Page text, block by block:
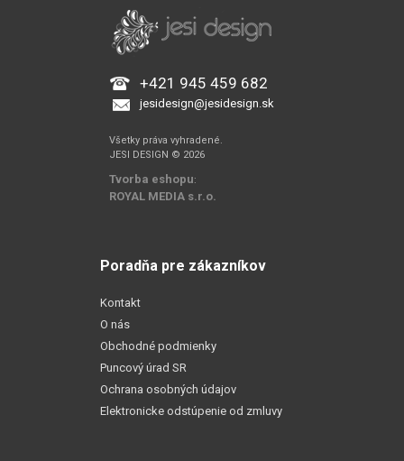
+421 945 459 682
jesidesign@jesidesign.sk
Všetky práva vyhradené.
JESI DESIGN © 2026
Tvorba eshopu:
ROYAL MEDIA s.r.o.
Poradňa pre zákazníkov
Kontakt
O nás
Obchodné podmienky
Puncový úrad SR
Ochrana osobných údajov
Elektronicke odstúpenie od zmluvy